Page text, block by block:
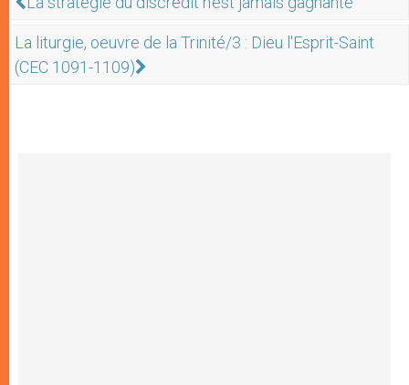
La liturgie, oeuvre de la Trinité/3 : Dieu l'Esprit-Saint
(CEC 1091-1109)